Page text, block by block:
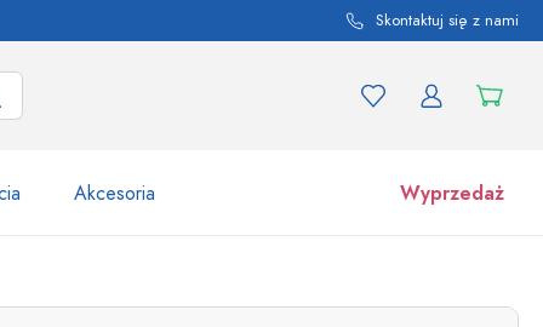
Skontaktuj się z nami
Akcesoria Wyprzedaż
Słoiki